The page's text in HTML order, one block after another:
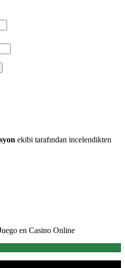
ekibi tarafından incelendikten
en Casino Online